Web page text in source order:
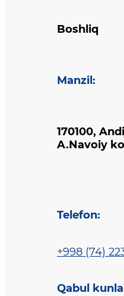
Boshliq
Manzil :
170100,
A.Navoiy
Telefon:
+998 (74)
Qabul